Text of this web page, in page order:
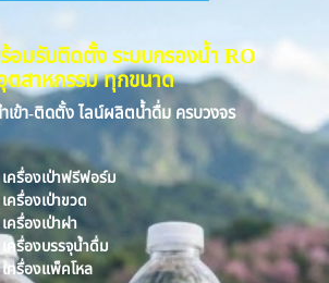
อมรับติดตั้ง ระบบกรองน้ำ RO
ตสาหกรรม ทุกขนาด
เข้า-ติดตั้ง ไลน์ผลิตน้ำดื่ม ครบวงจร
ครื่องเป่าฟรีฟอร์ม
ครื่องเป่าขวด
ครื่องเป่าฝา
ครื่องบรรจุน้ำดื่ม
ครื่องแพ็คโหล